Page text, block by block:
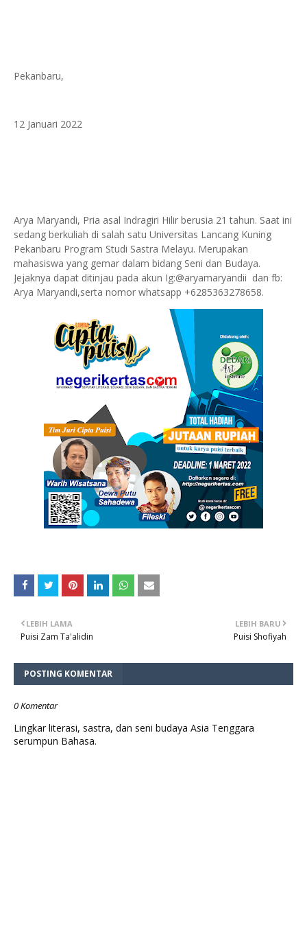
Pekanbaru,
12 Januari 2022
Arya Maryandi, Pria asal Indragiri Hilir berusia 21 tahun. Saat ini
sedang berkuliah di salah satu Universitas Lancang Kuning
Pekanbaru Program Studi Sastra Melayu. Merupakan
mahasiswa yang gemar dalam bidang Seni dan Budaya.
Jejaknya dapat ditinjau pada akun Ig:@aryamaryandii dan fb:
Arya Maryandi,serta nomor whatsapp +6285363278658.
LEBIH BARU
Puisi Shofiyah
LEBIH LAMA
Puisi Zam Ta'alidin
POSTING KOMENTAR
0 Komentar
Lingkar literasi, sastra, dan seni budaya Asia Tenggara
serumpun Bahasa.